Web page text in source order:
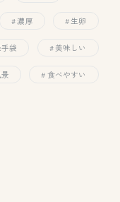
濃厚 生卵
袋 美味しい
食べやすい